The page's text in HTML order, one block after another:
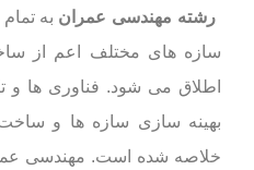
رشته مهندسی عمران به
سازه های مختلف اعم از
اطلاق می شود. فناوری ها و
بهینه سازی سازه ها و
خلاصه شده است. مهندسی